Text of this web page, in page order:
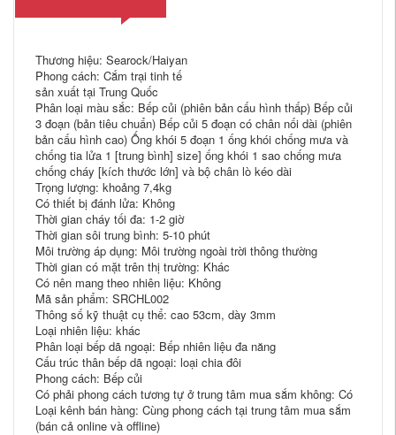
Thương hiệu: Searock/Haiyan
Phong cách: Cắm trại tinh tế
sản xuất tại Trung Quốc
Phân loại màu sắc: Bếp củi (phiên bản cấu hình thấp) Bếp củi
3 đoạn (bản tiêu chuẩn) Bếp củi 5 đoạn có chân nối dài (phiên
bản cấu hình cao) Ống khói 5 đoạn 1 ống khói chống mưa và
chống tia lửa 1 [trung bình] size] ống khói 1 sao chống mưa
chống cháy [kích thước lớn] và bộ chân lò kéo dài
Trọng lượng: khoảng 7,4kg
Có thiết bị đánh lửa: Không
Thời gian cháy tối đa: 1-2 giờ
Thời gian sôi trung bình: 5-10 phút
Môi trường áp dụng: Môi trường ngoài trời thông thường
Thời gian có mặt trên thị trường: Khác
Có nên mang theo nhiên liệu: Không
Mã sản phẩm: SRCHL002
Thông số kỹ thuật cụ thể: cao 53cm, dày 3mm
Loại nhiên liệu: khác
Phân loại bếp dã ngoại: Bếp nhiên liệu đa năng
Cấu trúc thân bếp dã ngoại: loại chia đôi
Phong cách: Bếp củi
Có phải phong cách tương tự ở trung tâm mua sắm không: Có
Loại kênh bán hàng: Cùng phong cách tại trung tâm mua sắm
(bán cả online và offline)